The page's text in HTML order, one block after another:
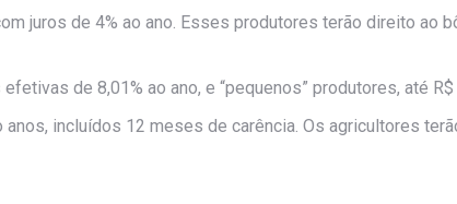
juros de 4% ao ano. Esses produtores terão direito ao
de 8,01% ao ano, e “pequenos” produtores, até
incluídos 12 meses de carência. Os agricultores